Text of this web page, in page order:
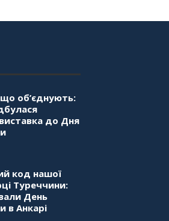
що об’єднують:
до Дня
код нашої
Туреччини:
День
в Анкарі